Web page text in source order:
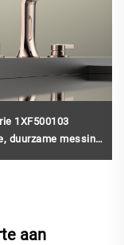
1XF500103
duurzame messing
aan